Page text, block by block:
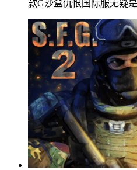
款G沙盒仇恨国际服无疑